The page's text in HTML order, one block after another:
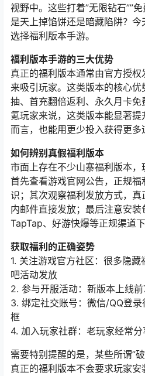
视野中。这些打着”无限钻石””
是天上掉馅饼还是暗藏陷阱？
选择福利版本手游。
福利版本手游的三大优势
真正的福利版本通常由官方授
来吸引玩家。这类版本的核心
抽、首充翻倍返利、永久月卡
氪玩家来说，这类版本能显著
而言，也能用更少投入获得更多
如何辨别真假福利版本
市面上存在不少山寨福利版本，
首先查看游戏官网公告，正规
识；其次观察福利发放方式，
内邮件直接发放；最后注意安装
TapTap、好游快爆等正规渠道下
获取福利的正确姿势
1. 关注游戏官方社区：很多隐
吧活动发放
2. 参与开服活动：新版本上线
3. 绑定社交账号：微信/QQ登
框
4. 加入玩家社群：老玩家经常
需要特别提醒的是，某些所谓”
真正的福利版本不会要求玩家